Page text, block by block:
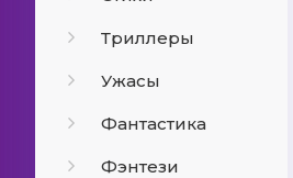
Триллеры
Ужасы
Фантастика
Фэнтези